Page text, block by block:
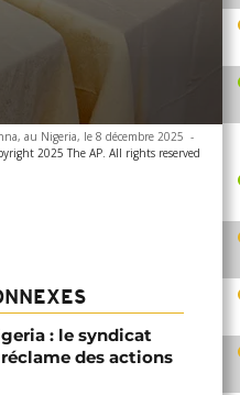
au Nigeria, le 8 décembre 2025 -
2025 The AP. All rights reserved
: le syndicat
des actions